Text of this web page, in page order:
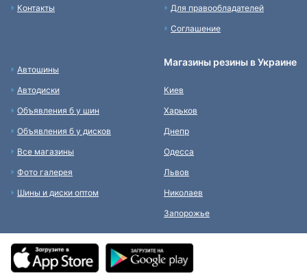
Контакты
Для правообладателей
Соглашение
Автошины
Автодиски
Объявления б у шин
Объявления б у дисков
Все магазины
Фото галерея
Шины и диски оптом
Магазины резины в Украине
Киев
Харьков
Днепр
Одесса
Львов
Николаев
Запорожье